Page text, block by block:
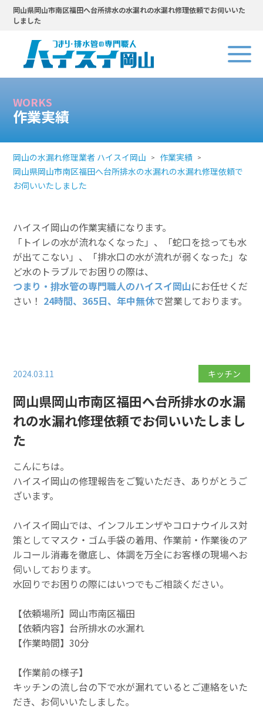
岡山県岡山市南区福田へ台所排水の水漏れの水漏れ修理依頼でお伺いいた
しました
WORKS
作業実績
岡山の水漏れ修理業者 ハイスイ岡山
作業実績
岡山県岡山市南区福田へ台所排水の水漏れの水漏れ修理依頼で
お伺いいたしました
ハイスイ岡山の作業実績になります。
「トイレの水が流れなくなった」、「蛇口を捻っても水
が出てこない」、「排水口の水が流れが弱くなった」な
ど水のトラブルでお困りの際は、
つまり・排水管の専門職人のハイスイ岡山にお任せくだ
さい！ 24時間、365日、年中無休で営業しております。
2024.03.11 キッチン
岡山県岡山市南区福田へ台所排水の水漏
れの水漏れ修理依頼でお伺いいたしまし
た
こんにちは。
ハイスイ岡山の修理報告をご覧いただき、ありがとうご
ざいます。
ハイスイ岡山では、インフルエンザやコロナウイルス対
策としてマスク・ゴム手袋の着用、作業前・作業後のア
ルコール消毒を徹底し、体調を万全にお客様の現場へお
伺いしております。
水回りでお困りの際にはいつでもご相談ください。
【依頼場所】岡山市南区福田
【依頼内容】台所排水の水漏れ
【作業時間】30分
【作業前の様子】
キッチンの流し台の下で水が漏れているとご連絡をいた
だき、お伺いいたしました。